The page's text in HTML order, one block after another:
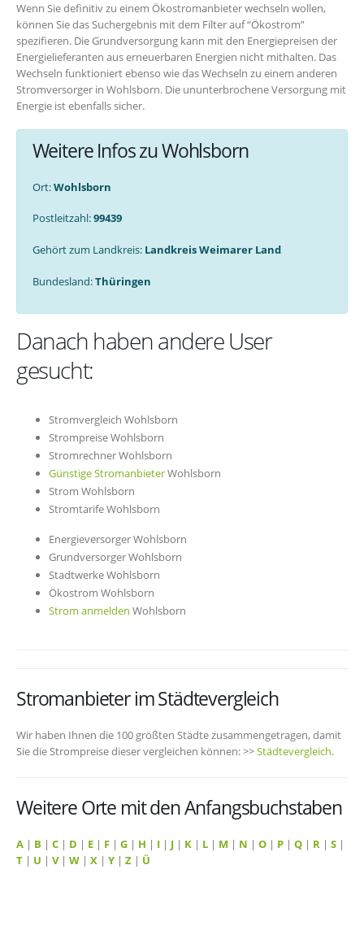
Wenn Sie definitiv zu einem Ökostromanbieter wechseln wollen,
können Sie das Suchergebnis mit dem Filter auf “Ökostrom”
spezifieren. Die Grundversorgung kann mit den Energiepreisen der
Energielieferanten aus erneuerbaren Energien nicht mithalten. Das
Wechseln funktioniert ebenso wie das Wechseln zu einem anderen
Stromversorger in Wohlsborn. Die ununterbrochene Versorgung mit
Energie ist ebenfalls sicher.
Weitere Infos zu Wohlsborn
Ort:Wohlsborn
Postleitzahl:99439
Gehört zum Landkreis: Landkreis Weimarer Land
Bundesland:Thüringen
Danach haben andere User
gesucht:
Stromvergleich Wohlsborn
Strompreise Wohlsborn
Stromrechner Wohlsborn
Günstige StromanbieterWohlsborn
Strom Wohlsborn
Stromtarife Wohlsborn
Energieversorger Wohlsborn
Grundversorger Wohlsborn
Stadtwerke Wohlsborn
Ökostrom Wohlsborn
Strom anmelden Wohlsborn
Stromanbieter im Städtevergleich
Wir haben Ihnen die 100 größten Städte zusammengetragen, damit
Sie die Strompreise dieser vergleichen können: >>Städtevergleich.
Weitere Orte mit den Anfangsbuchstaben
A | B | C | D | E | F | G | H | I | J | K | L | M | N | O | P | Q | R | S |
T | U | V| W | X | Y | Z | Ü